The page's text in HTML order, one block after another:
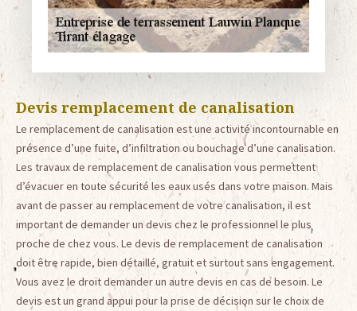
Devis remplacement de canalisation
Le remplacement de canalisation est une activité incontournable en
présence d’une fuite, d’infiltration ou bouchage d’une canalisation.
Les travaux de remplacement de canalisation vous permettent
d’évacuer en toute sécurité les eaux usés dans votre maison. Mais
avant de passer au remplacement de votre canalisation, il est
important de demander un devis chez le professionnel le plus
proche de chez vous. Le devis de remplacement de canalisation
doit être rapide, bien détaillé, gratuit et surtout sans engagement.
Vous avez le droit demander un autre devis en cas de besoin. Le
devis est un grand appui pour la prise de décision sur le choix de